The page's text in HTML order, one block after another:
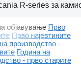
R-series за
објавување Прво
Прво најевтините
производство -
Година на
- прво старите